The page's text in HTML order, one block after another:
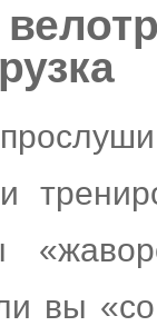
вы